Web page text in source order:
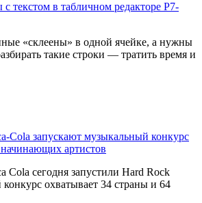
текстом в табличном редакторе Р7-
«склеены» в одной ячейке, а нужны
такие строки — тратить время и
Cola запускают музыкальный конкурс
артистов
Cola сегодня запустили Hard Rock
охватывает 34 страны и 64